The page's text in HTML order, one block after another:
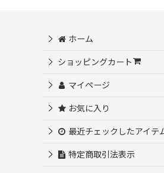
ホーム
ショッピングカート
マイページ
お気に入り
最近チェックしたアイテ
特定商取引法表示